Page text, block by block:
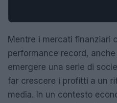
Mentre i mercati finanziari
performance record,
emergere una serie di
far crescere i profitti a un
media. In un contesto